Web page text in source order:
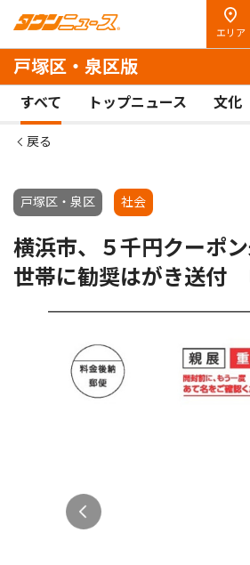
エリア
戸塚区・泉区版
すべて トップニュース 文化
戻る
戸塚区・泉区 社会
横浜市、５千円クーポ
世帯に勧奨はがき送付